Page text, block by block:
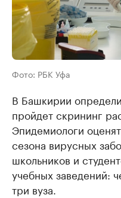
Фото: РБК Уфа
В Башкирии
пройдет скрининг
Эпидемиологи
сезона вирусных
школьников и
учебных заведений:
три вуза.